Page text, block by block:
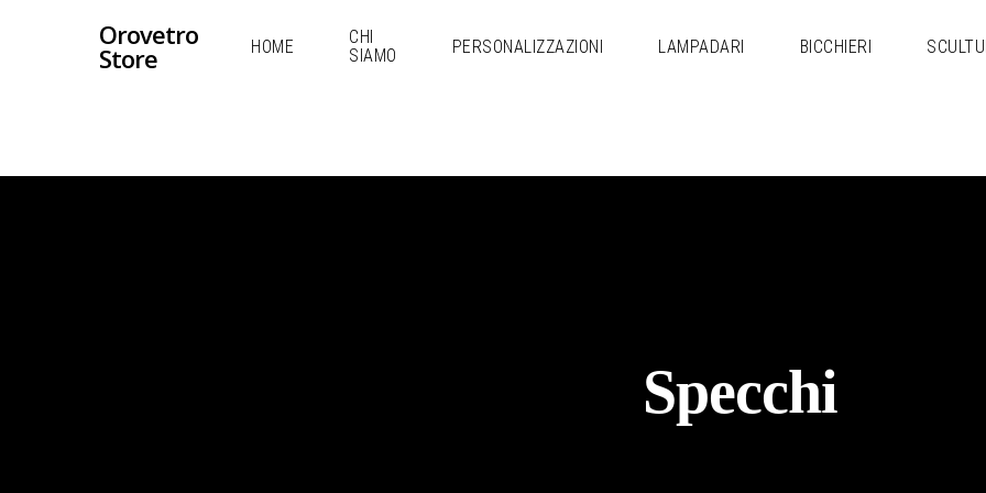
Orovetro
Store HOME
CHI
SIAMO
PERSONALIZZAZIONI LAMPADARI BICCHIERI
Specchi